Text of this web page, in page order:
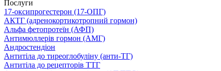
Послуги
17-оксипрогестерон (17-ОПГ)
АКТГ (адренокортикотропний гормон)
Альфа фетопротеїн (АФП)
Антимюллерів гормон (АМГ)
Андростендіон
Антитіла до тиреоглобуліну (анти-ТГ)
Антитіла до рецепторів ТТГ